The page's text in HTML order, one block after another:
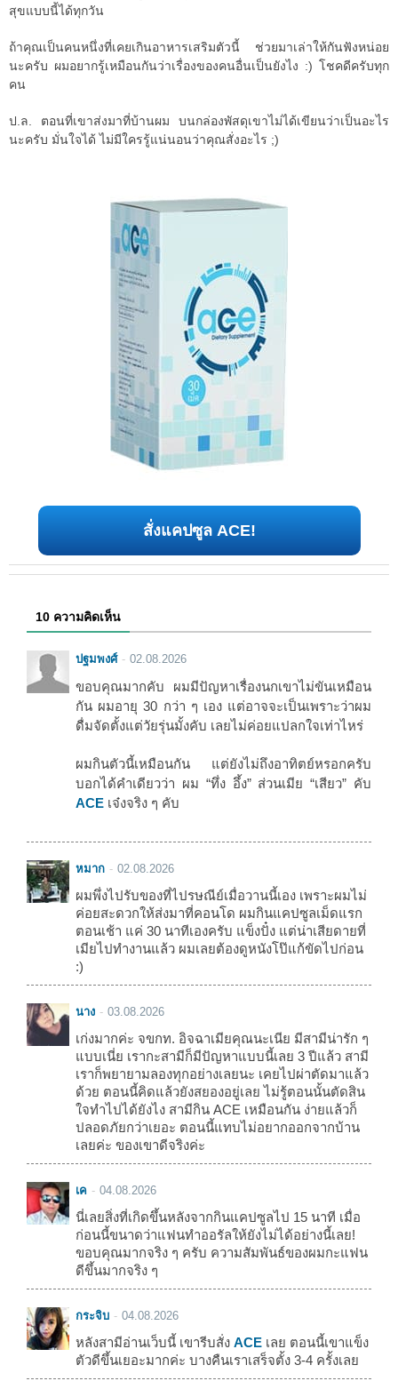
สุขแบบนี้ได้ทุกวัน
ถ้าคุณเป็นคนหนึ่งที่เคยเกินอาหารเสริมตัวนี้ ช่วยมาเล่าให้กันฟังหน่อย
นะครับ ผมอยากรู้เหมือนกันว่าเรื่องของคนอื่นเป็นยังไง :) โชคดีครับทุก
คน
ป.ล. ตอนที่เขาส่งมาที่บ้านผม บนกล่องพัสดุเขาไม่ได้เขียนว่าเป็นอะไร
นะครับ มั่นใจได้ ไม่มีใครรู้แน่นอนว่าคุณสั่งอะไร ;)
สั่งแคปซูล ACE!
10 ความคิดเห็น
ปฐมพงศ์ 02.08.2026
ขอบคุณมากคับ ผมมีปัญหาเรื่องนกเขาไม่ขันเหมือน
กัน ผมอายุ 30 กว่า ๆ เอง แต่อาจจะเป็นเพราะว่าผม
ดื่มจัดตั้งแต่วัยรุ่นมั้งคับ เลยไม่ค่อยแปลกใจเท่าไหร่
ผมกินตัวนี้เหมือนกัน แต่ยังไม่ถึงอาทิตย์หรอกครับ
บอกได้คำเดียวว่า ผม “ทึ่ง อึ้ง” ส่วนเมีย “เสียว” คับ
ACE เจ๋งจริง ๆ คับ
หมาก 02.08.2026
ผมพึ่งไปรับของที่ไปรษณีย์เมื่อวานนี้เอง เพราะผมไม่
ค่อยสะดวกให้ส่งมาที่คอนโด ผมกินแคปซูลเม็ดแรก
ตอนเช้า แค่ 30 นาทีเองครับ แข็งปั๋ง แต่น่าเสียดายที่
เมียไปทำงานแล้ว ผมเลยต้องดูหนังโป๊แก้ขัดไปก่อน
:)
นาง 03.08.2026
เก่งมากค่ะ จขกท. อิจฉาเมียคุณนะเนีย มีสามีน่ารัก ๆ
แบบเนี่ย เรากะสามีก็มีปัญหาแบบนี้เลย 3 ปีแล้ว สามี
เราก็พยายามลองทุกอย่างเลยนะ เคยไปผ่าตัดมาแล้ว
ด้วย ตอนนี้คิดแล้วยังสยองอยู่เลย ไม่รู้ตอนนั้นตัดสิน
ใจทำไปได้ยังไง สามีกิน ACE เหมือนกัน ง่ายแล้วก็
ปลอดภัยกว่าเยอะ ตอนนี้แทบไม่อยากออกจากบ้าน
เลยค่ะ ของเขาดีจริงค่ะ
เค 04.08.2026
นี่เลยสิ่งที่เกิดขึ้นหลังจากกินแคปซูลไป 15 นาที เมื่อ
ก่อนนี้ขนาดว่าแฟนทำออรัลให้ยังไม่ได้อย่างนี้เลย!
ขอบคุณมากจริง ๆ ครับ ความสัมพันธ์ของผมกะแฟน
ดีขึ้นมากจริง ๆ
กระจิบ 04.08.2026
หลังสามีอ่านเว็บนี้ เขารีบสั่ง ACE เลย ตอนนี้เขาแข็ง
ตัวดีขึ้นเยอะมากค่ะ บางคืนเราเสร็จตั้ง 3-4 ครั้งเลย